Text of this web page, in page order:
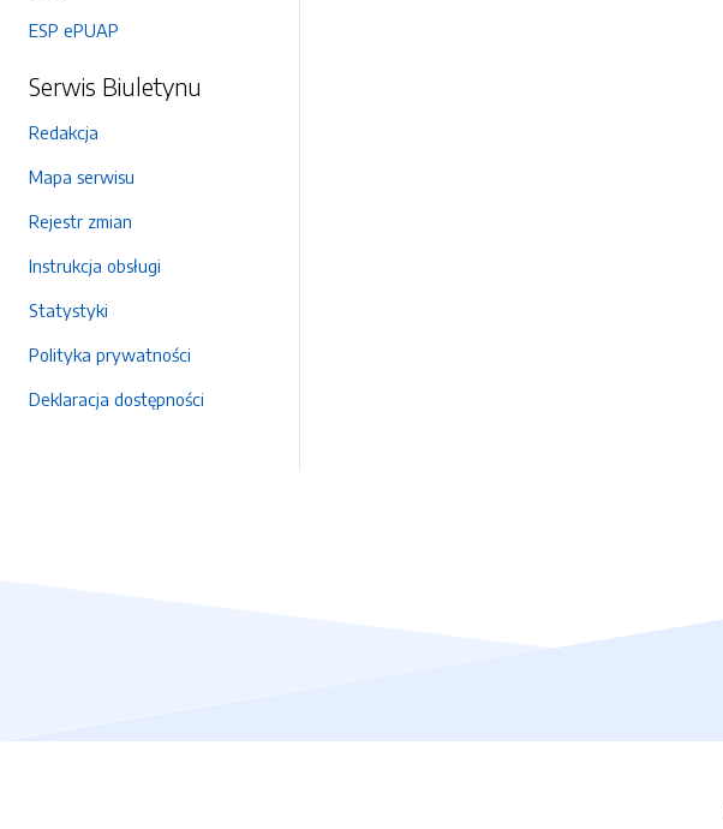
ESP ePUAP
Serwis Biuletynu
Redakcja
Mapa serwisu
Rejestr zmian
Instrukcja obsługi
Statystyki
Polityka prywatności
Deklaracja dostępności